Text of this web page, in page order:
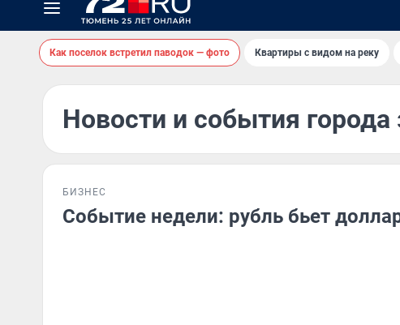
Как поселок встретил паводок — фото Квартиры с видом на реку
Новости и события города
БИЗНЕС
Событие недели: рубль бьет